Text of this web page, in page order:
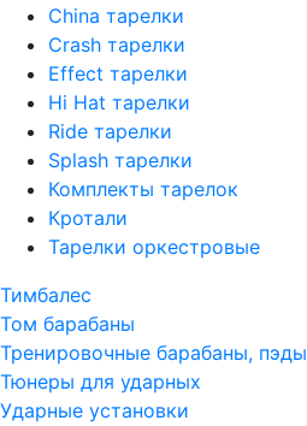
China тарелки
Crash тарелки
Effect тарелки
Hi Hat тарелки
Ride тарелки
Splash тарелки
Комплекты тарелок
Кротали
Тарелки оркестровые
Тимбалес
Том барабаны
Тренировочные барабаны, пэды
Тюнеры для ударных
Ударные установки